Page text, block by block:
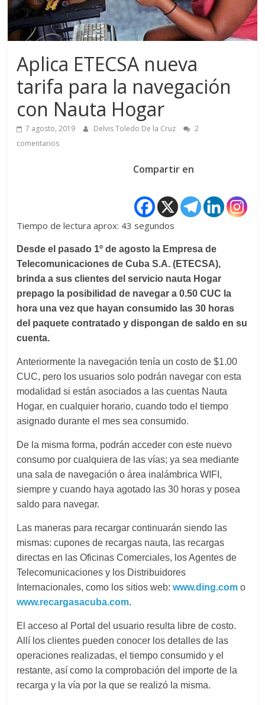
Aplica ETECSA nueva
tarifa para la navegación
con Nauta Hogar
7 agosto, 2019 Delvis Toledo De la Cruz
2
comentarios
Compartir en
Tiempo de lectura aprox: 43 segundos
Desde el pasado 1º de agosto la Empresa de
Telecomunicaciones de Cuba S.A. (ETECSA),
brinda a sus clientes del servicio nauta Hogar
prepago la posibilidad de navegar a 0.50 CUC la
hora una vez que hayan consumido las 30 horas
del paquete contratado y dispongan de saldo en su
cuenta.
Anteriormente la navegación tenía un costo de $1.00
CUC, pero los usuarios solo podrán navegarcon esta
modalidad si están asociados a las cuentas Nauta
Hogar, en cualquier horario, cuando todo el tiempo
asignado durante el mes sea consumido.
De la misma forma, podrán acceder con este nuevo
consumo por cualquiera de las vías; ya sea mediante
una sala de navegación o área inalámbrica WIFI,
siempre y cuando haya agotado las 30 horas y posea
saldo para navegar.
Las maneras para recargar continuarán siendo las
mismas: cupones de recargas nauta, las recargas
directas en las Oficinas Comerciales, los Agentes de
Telecomunicaciones y los Distribuidores
Internacionales, como los sitios web:www.ding.com o
www.recargasacuba.com.
El acceso al Portal del usuario resulta libre de costo.
Allí los clientes pueden conocer los detalles de las
operaciones realizadas, el tiempo consumido y el
restante, así como la comprobación del importe de la
recarga y la vía por la que se realizó la misma.